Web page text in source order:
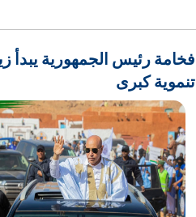
فخامة رئيس الجمهورية يبدأ
تنموية كبرى